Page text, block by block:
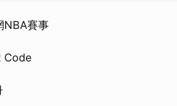
NBA賽事
Code